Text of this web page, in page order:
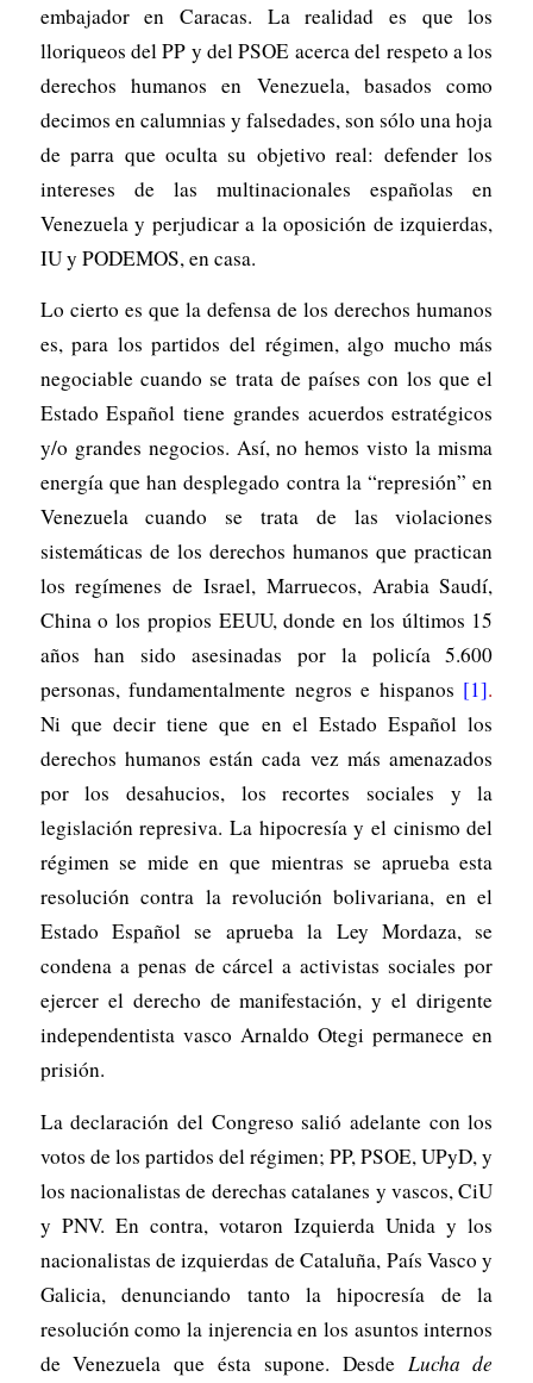
embajador en Caracas. La realidad es que los
lloriqueos del PP y del PSOE acerca del respeto a los
derechos humanos en Venezuela, basados como
decimos en calumnias y falsedades, son sólo una hoja
de parra que oculta su objetivo real: defender los
intereses de las multinacionales españolas en
Venezuela y perjudicar a la oposición de izquierdas,
IU y PODEMOS, en casa.
Lo cierto es que la defensa de los derechos humanos
es, para los partidos del régimen, algo mucho más
negociable cuando se trata de países con los que el
Estado Español tiene grandes acuerdos estratégicos
y/o grandes negocios. Así, no hemos visto la misma
energía que han desplegado contra la “represión” en
Venezuela cuando se trata de las violaciones
sistemáticas de los derechos humanos que practican
los regímenes de Israel, Marruecos, Arabia Saudí,
China o los propios EEUU, donde en los últimos 15
años han sido asesinadas por la policía 5.600
personas, fundamentalmente negros e hispanos [1].
Ni que decir tiene que en el Estado Español los
derechos humanos están cada vez más amenazados
por los desahucios, los recortes sociales y la
legislación represiva. La hipocresía y el cinismo del
régimen se mide en que mientras se aprueba esta
resolución contra la revolución bolivariana, en el
Estado Español se aprueba la Ley Mordaza, se
condena a penas de cárcel a activistas sociales por
ejercer el derecho de manifestación, y el dirigente
independentista vasco Arnaldo Otegi permanece en
prisión.
La declaración del Congreso salió adelante con los
votos de los partidos del régimen; PP, PSOE, UPyD, y
los nacionalistas de derechas catalanes y vascos, CiU
y PNV. En contra, votaron Izquierda Unida y los
nacionalistas de izquierdas de Cataluña, País Vasco y
Galicia, denunciando tanto la hipocresía de la
resolución como la injerencia en los asuntos internos
de Venezuela que ésta supone. Desde Lucha de